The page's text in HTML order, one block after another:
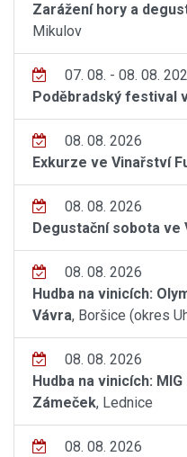
Zarážení hory a
Mikulov
07. 08. - 08. 08.
Poděbradský festival
08. 08. 2026
Exkurze ve Vinařství
08. 08. 2026
Degustační sobota ve
08. 08. 2026
Hudba na vinicích:
Vávra, Boršice (okres
08. 08. 2026
Hudba na vinicích:
Zámeček, Lednice
08. 08. 2026